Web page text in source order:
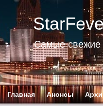
Самые свежие
Главная Анонсы